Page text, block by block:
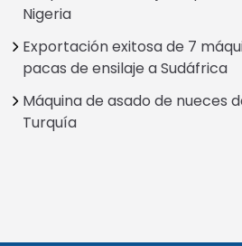
Nigeria
Exportación exitosa de 7
pacas de ensilaje a Sudáfrica
Máquina de asado de nueces
Turquía